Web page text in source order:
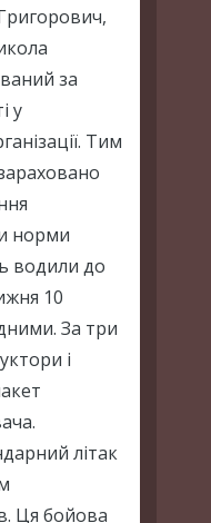
за
у
Тим
норми
водили до
10
За три
і
літак
Ця бойова